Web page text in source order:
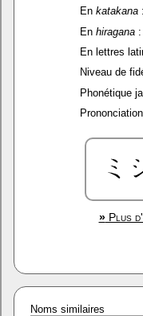
En katakana:
En hiragana:
En lettres
Niveau de
Phonétique
»Plus
Noms similaires